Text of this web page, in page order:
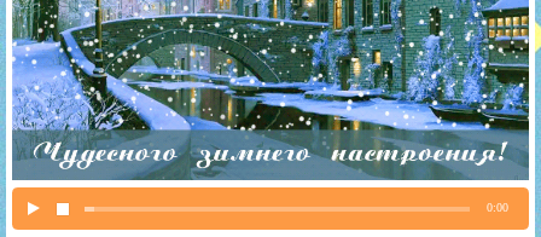
0:00